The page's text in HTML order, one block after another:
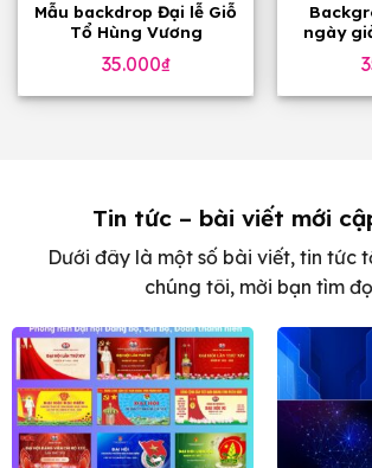
Mẫu backdrop Đại lễ Giỗ
Tổ Hùng Vương
35.000₫
ngày
Tin tức – bài viết mới
Dưới đây là một số bài viết, tin tức
chúng tôi, mời bạn tìm